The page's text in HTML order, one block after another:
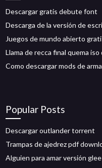
Descargar gratis debute font
Descarga de la versión de
Juegos de mundo abierto
Llama de recca final quema iso
Como descargar mods de
Popular Posts
Descargar outlander torrent
Trampas de ajedrez pdf
Alguien para amar versión